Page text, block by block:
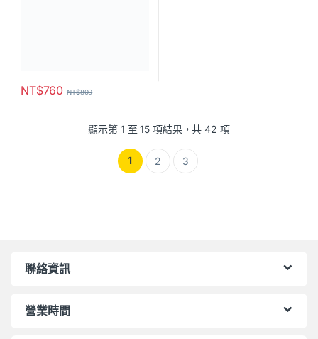
NT$760 NT$800
顯示第 1 至 15 項結果，共 42 項
1 2 3
聯絡資訊
營業時間